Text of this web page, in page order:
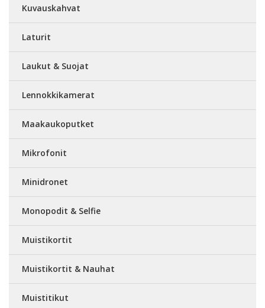
Kuvauskahvat
Laturit
Laukut & Suojat
Lennokkikamerat
Maakaukoputket
Mikrofonit
Minidronet
Monopodit & Selfie
Muistikortit
Muistikortit & Nauhat
Muistitikut